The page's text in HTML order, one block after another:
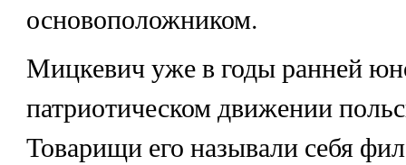
основоположником.
Мицкевич уже в годы ранней
патриотическом движении
Товарищи его называли себя